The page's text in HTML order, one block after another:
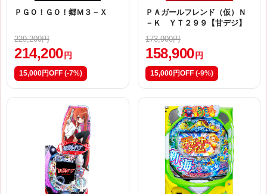
ＰＧＯ！ＧＯ！郷Ｍ３－Ｘ
229,200円
214,200 円
15,000円OFF (-7%)
ＰＡガールフレンド（仮）Ｎ
－Ｋ ＹＴ２９９【甘デジ】
173,900円
158,900 円
15,000円OFF (-9%)